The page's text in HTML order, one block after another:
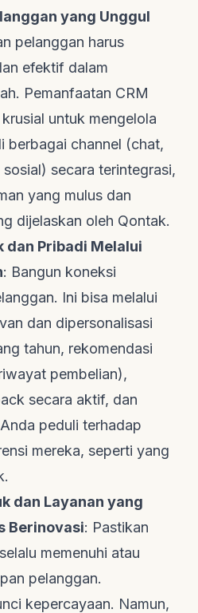
yang Unggul
pelanggan harus
efektif dalam
Pemanfaatan CRM
untuk mengelola
berbagai channel (chat,
secara terintegrasi,
yang mulus dan
dijelaskan oleh Qontak.
dan Pribadi Melalui
: Bangun koneksi
Ini bisa melalui
dan dipersonalisasi
tahun, rekomendasi
pembelian),
secara aktif, dan
peduli terhadap
mereka, seperti yang
.
dan Layanan yang
Berinovasi: Pastikan
memenuhi atau
pelanggan.
kepercayaan. Namun,